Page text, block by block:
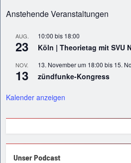
Anstehende Veranstaltungen
AUG.
23
10:00 bis 18:00
Köln | Theorietag mit SVU
NOV.
13
13. November um 18:00 bis 15.
zündfunke-Kongress
Kalender anzeigen
Unser Podcast